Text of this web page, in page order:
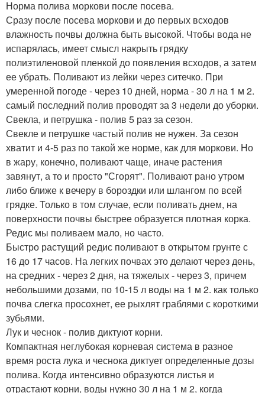
Норма полива моркови после посева.
Сразу после посева моркови и до первых всходов
влажность почвы должна быть высокой. Чтобы вода не
испарялась, имеет смысл накрыть грядку
полиэтиленовой пленкой до появления всходов, а затем
ее убрать. Поливают из лейки через ситечко. При
умеренной погоде - через 10 дней, норма - 30 л на 1 м 2.
самый последний полив проводят за 3 недели до уборки.
Свекла, и петрушка - полив 5 раз за сезон.
Свекле и петрушке частый полив не нужен. За сезон
хватит и 4-5 раз по такой же норме, как для моркови. Но
в жару, конечно, поливают чаще, иначе растения
завянут, а то и просто "Сгорят". Поливают рано утром
либо ближе к вечеру в бороздки или шлангом по всей
грядке. Только в том случае, если поливать днем, на
поверхности почвы быстрее образуется плотная корка.
Редис мы поливаем мало, но часто.
Быстро растущий редис поливают в открытом грунте с
16 до 17 часов. На легких почвах это делают через день,
на средних - через 2 дня, на тяжелых - через 3, причем
небольшими дозами, по 10-15 л воды на 1 м 2. как только
почва слегка просохнет, ее рыхлят граблями с короткими
зубьями.
Лук и чеснок - полив диктуют корни.
Компактная неглубокая корневая система в разное
время роста лука и чеснока диктует определенные дозы
полива. Когда интенсивно образуются листья и
отрастают корни, воды нужно 30 л на 1 м 2, когда